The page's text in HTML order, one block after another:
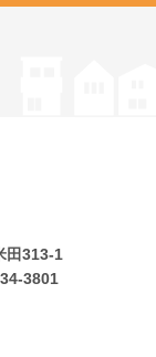
田313-1
3801